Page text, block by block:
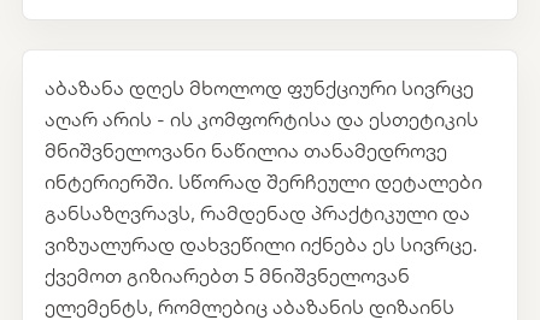
აბაზანა დღეს მხოლოდ ფუნქციური სივრცე
აღარ არის - ის კომფორტისა და ესთეტიკის
მნიშვნელოვანი ნაწილია თანამედროვე
ინტერიერში. სწორად შერჩეული დეტალები
განსაზღვრავს, რამდენად პრაქტიკული და
ვიზუალურად დახვეწილი იქნება ეს სივრცე.
ქვემოთ გიზიარებთ 5 მნიშვნელოვან
ელემენტს, რომლებიც აბაზანის დიზაინს